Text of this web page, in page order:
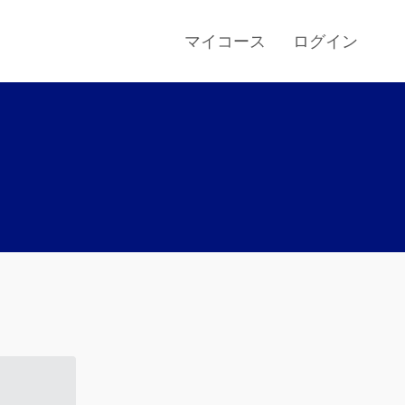
マイコース ログイン